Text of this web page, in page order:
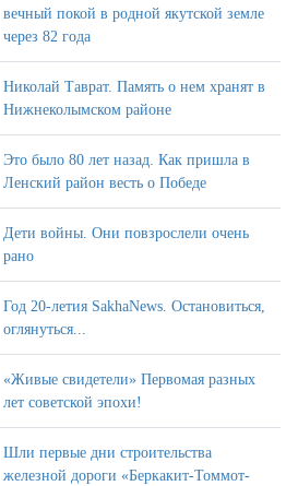
вечный покой в родной якутской земле
через 82 года
Николай Таврат. Память о нем хранят в
Нижнеколымском районе
Это было 80 лет назад. Как пришла в
Ленский район весть о Победе
Дети войны. Они повзрослели очень
рано
Год 20-летия SakhaNews. Остановиться,
оглянуться...
«Живые свидетели» Первомая разных
лет советской эпохи!
Шли первые дни строительства
железной дороги «Беркакит-Томмот-